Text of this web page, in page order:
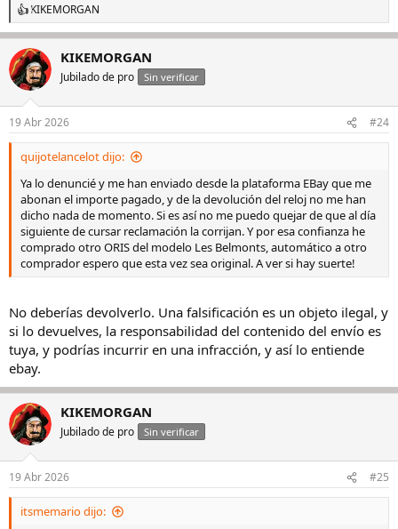
R
e
a
c
c
i
e
s
KIKEMORGAN
KIKEMORGAN
Jubilado de pro Sin verificar
19 Abr 2026 #24
quijotelancelot dijo:
Ya lo denuncié y me han enviado desde la plataforma EBay que me
abonan el importe pagado, y de la devolución del reloj no me han
dicho nada de momento. Si es así no me puedo quejar de que al día
siguiente de cursar reclamación la corrijan. Y por esa confianza he
comprado otro ORIS del modelo Les Belmonts, automático a otro
comprador espero que esta vez sea original. A ver si hay suerte!
No deberías devolverlo. Una falsificación es un objeto ilegal, y
si lo devuelves, la responsabilidad del contenido del envío es
tuya, y podrías incurrir en una infracción, y así lo entiende
ebay.
KIKEMORGAN
Jubilado de pro Sin verificar
19 Abr 2026 #25
itsmemario dijo: